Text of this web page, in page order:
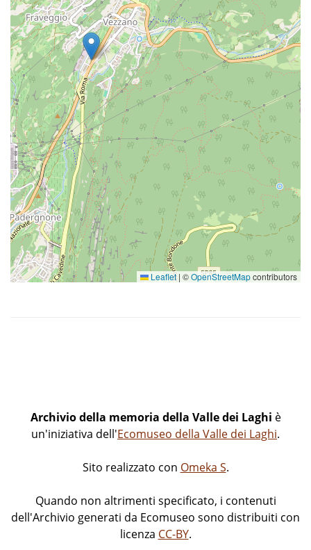
Leaflet | ©OpenStreetMapcontributors
Archivio della memoria della Valle dei Laghi è
un'iniziativa dell'Ecomuseo della Valle dei Laghi.
Sito realizzato con Omeka S.
Quando non altrimenti specificato, i contenuti
dell'Archivio generati da Ecomuseo sono distribuiti con
licenza CC-BY.